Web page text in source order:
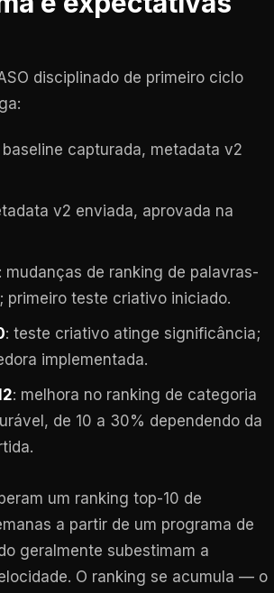
disciplinado de primeiro ciclo
baseline capturada, metadata v2
v2 enviada, aprovada na
: mudanças de ranking de palavras-
primeiro teste criativo iniciado.
: teste criativo atinge significância;
implementada.
: melhora no ranking de categoria
de 10 a 30% dependendo da
um ranking top-10 de
a partir de um programa de
geralmente subestimam a
O ranking se acumula — o